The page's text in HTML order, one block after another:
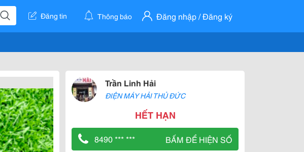
Đăng tin Thông báo Đăng nhập / Đăng ký
Trần Linh Hải
ĐIỆN MÁY HẢI THỦ ĐỨC
HẾT HẠN
8490 *** *** BẤM ĐỂ HIỆN SỐ